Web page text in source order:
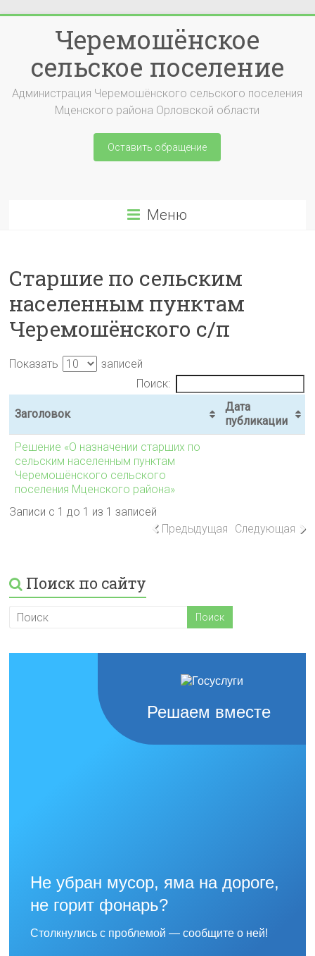
содержимомуЧеремошёнское
сельское поселение
Администрация Черемошёнского сельского поселения
Мценского района Орловской области
Оставить обращение
Меню
Старшие по сельским
населенным пунктам
Черемошёнского с/п
Показать
записей
Поиск:
Заголовок
Дата
публикации
Решение «О назначении старших по
сельским населенным пунктам
Черемошёнского сельского
поселения Мценского района»
Записи с 1 до 1 из 1 записей
Предыдущая
Следующая
Поиск по сайту
Решаем вместе
Не убран мусор, яма на дороге,
не горит фонарь?
Столкнулись с проблемой — сообщите о ней!